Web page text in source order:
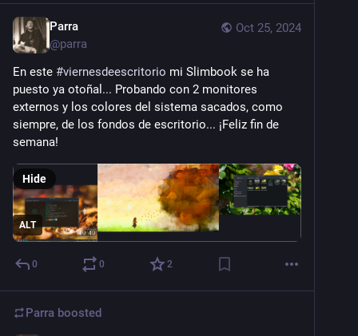
Oct 25, 2024
Parra
@parra
En este #viernesdeescritorio mi Slimbook se ha
puesto ya otoñal... Probando con 2 monitores
externos y los colores del sistema sacados, como
siempre, de los fondos de escritorio... ¡Feliz fin de
semana!
ALT
Hide
0 0 2
Parra boosted